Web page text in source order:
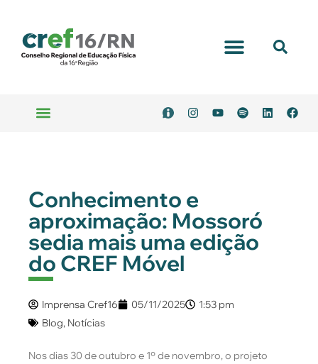
Conhecimento e
aproximação: Mossoró
sedia mais uma edição
do CREF Móvel
Imprensa Cref16 05/11/2025
1:53 pm
Blog, Notícias
Nos dias 30 de outubro e 1º de novembro, o projeto